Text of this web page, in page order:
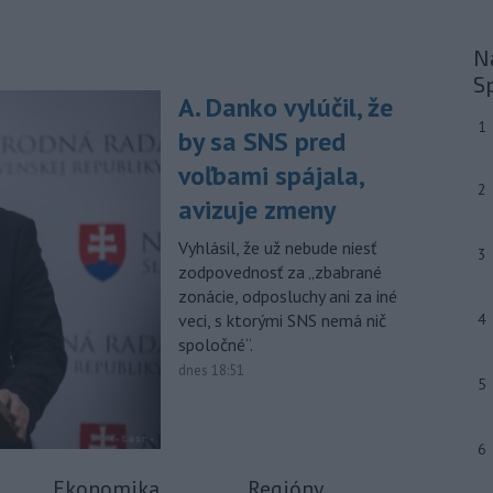
júla 2026 herečka a dlhoročná
členka Slovenského komorného
divadla (SKD) v Martine Helena
Sudická.
10:15 - Národná diaľničná
spoločnosť (NDS) ukončila výmenu
mostného záveru na ľavej strane
mosta Lanfranconi, ktorý je súčasťou
bratislavskej diaľnice D2.
Viac >
A. Danko vylúčil, že
by sa SNS pred
voľbami spájala,
avizuje zmeny
Vyhlásil, že už nebude niesť
zodpovednosť za „zbabrané
zonácie, odposluchy ani za iné
veci, s ktorými SNS nemá nič
spoločné“.
dnes 18:51
1
2
3
4
5
6